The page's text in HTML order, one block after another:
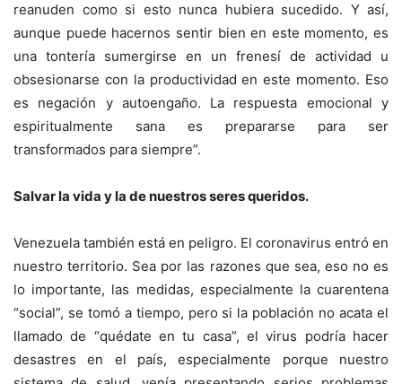
reanuden como si esto nunca hubiera sucedido. Y así,
aunque puede hacernos sentir bien en este momento, es
una tontería sumergirse en un frenesí de actividad u
obsesionarse con la productividad en este momento. Eso
es negación y autoengaño. La respuesta emocional y
espiritualmente sana es prepararse para ser
transformados para siempre”.
Salvar la vida y la de nuestros seres queridos.
Venezuela también está en peligro. El coronavirus entró en
nuestro territorio. Sea por las razones que sea, eso no es
lo importante, las medidas, especialmente la cuarentena
“social”, se tomó a tiempo, pero si la población no acata el
llamado de “quédate en tu casa”, el virus podría hacer
desastres en el país, especialmente porque nuestro